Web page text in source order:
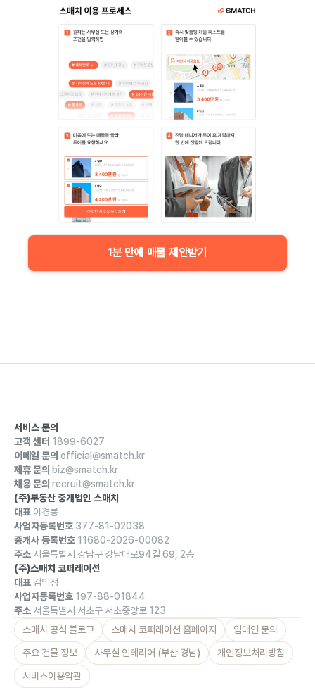
1분 만에 매물 제안받기
서비스 문의
고객 센터 1899-6027
이메일 문의 official@smatch.kr
제휴 문의 biz@smatch.kr
채용 문의 recruit@smatch.kr
(주)부동산 중개법인 스매치
대표 이경룡
사업자등록번호 377-81-02038
중개사 등록번호 11680-2026-00082
주소 서울특별시 강남구 강남대로94길 69, 2층
(주)스매치 코퍼레이션
대표 김익정
사업자등록번호 197-88-01844
주소 서울특별시 서초구 서초중앙로 123
스매치 공식 블로그
스매치 코퍼레이션 홈페이지 임대인 문의
주요 건물 정보 사무실 인테리어 (부산·경남) 개인정보처리방침
서비스이용약관